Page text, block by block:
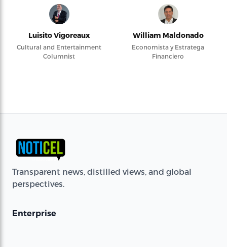
Luisito Vigoreaux
Cultural and Entertainment
Columnist
William Maldonado
Economista y Estratega
Financiero
Transparent news, distilled views, and global
perspectives.
Enterprise